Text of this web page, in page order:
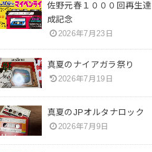
佐野元春１０００回再生達
成記念
2026年7月23日
真夏のナイアガラ祭り
2026年7月19日
真夏のJPオルタナロック
2026年7月9日